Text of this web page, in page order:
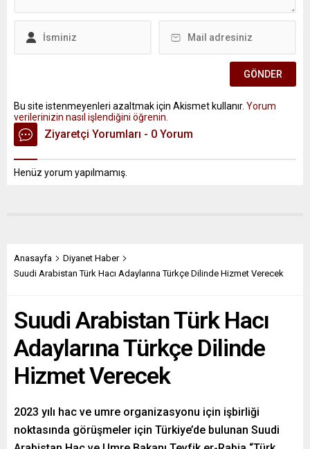
Bu site istenmeyenleri azaltmak için Akismet kullanır. Yorum
verilerinizin nasıl işlendiğini öğrenin.
Ziyaretçi Yorumları - 0 Yorum
Henüz yorum yapılmamış.
Anasayfa
Diyanet Haber
Suudi Arabistan Türk Hacı Adaylarına Türkçe Dilinde Hizmet Verecek
Suudi Arabistan Türk Hacı
Adaylarına Türkçe Dilinde
Hizmet Verecek
2023 yılı hac ve umre organizasyonu için işbirliği
noktasında görüşmeler için Türkiye’de bulunan Suudi